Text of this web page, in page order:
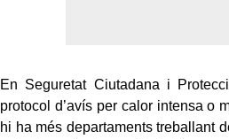
En Seguretat Ciutadana i
protocol d’avís per calor intensa o
hi ha més departaments treballant